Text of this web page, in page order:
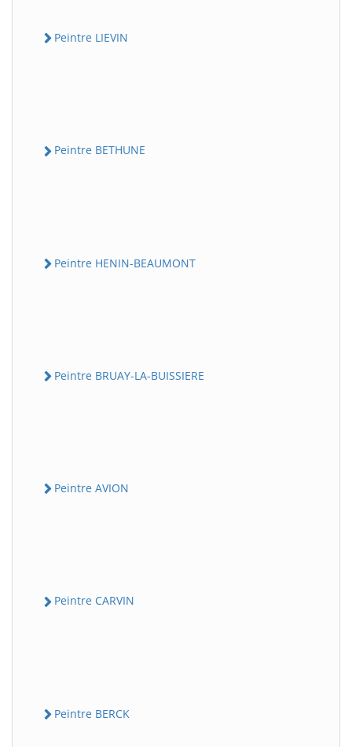
Peintre LIEVIN
Peintre BETHUNE
Peintre HENIN-BEAUMONT
Peintre BRUAY-LA-BUISSIERE
Peintre AVION
Peintre CARVIN
Peintre BERCK